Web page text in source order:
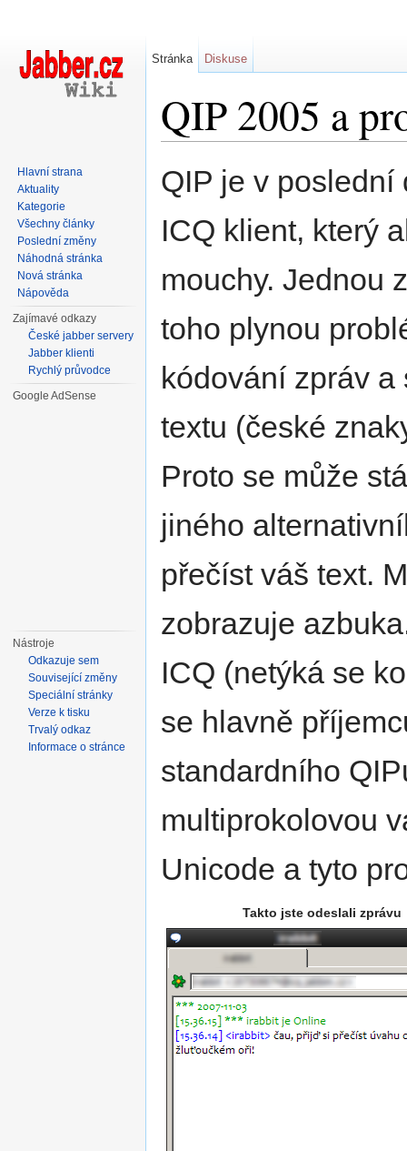
QIP 2005 a
QIP je v
ICQ klient, který
mouchy. Jednou
toho plynou
kódování zpráv
textu (české
Proto se může
jiného
přečíst váš text.
zobrazuje
ICQ (netýká se
se hlavně
standardního
multiprokolovou
Unicode a tyto
Takto jste odeslali zprávu
Stránka Diskuse
Hlavní strana
Aktuality
Kategorie
Všechny články
Poslední změny
Náhodná stránka
Nová stránka
Nápověda
Zajímavé odkazy
České jabber servery
Jabber klienti
Rychlý průvodce
Google AdSense
Nástroje
Odkazuje sem
Související změny
Speciální stránky
Verze k tisku
Trvalý odkaz
Informace o stránce